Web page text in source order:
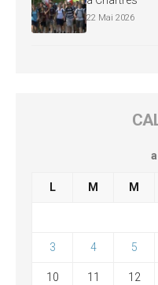
22 Mai 2026
L M M
3 4 5
10 11 12